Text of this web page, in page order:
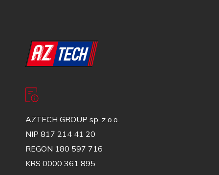
AZTECH GROUP sp. z o.o.
NIP 817 214 41 20
REGON 180 597 716
KRS 0000 361 895